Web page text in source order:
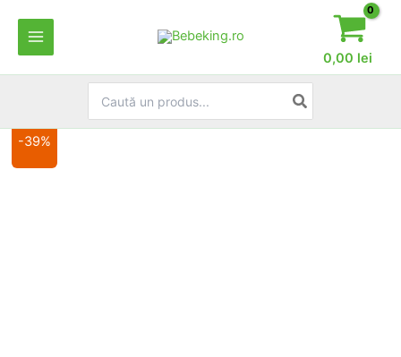
content
0,00 lei
for:
-39%